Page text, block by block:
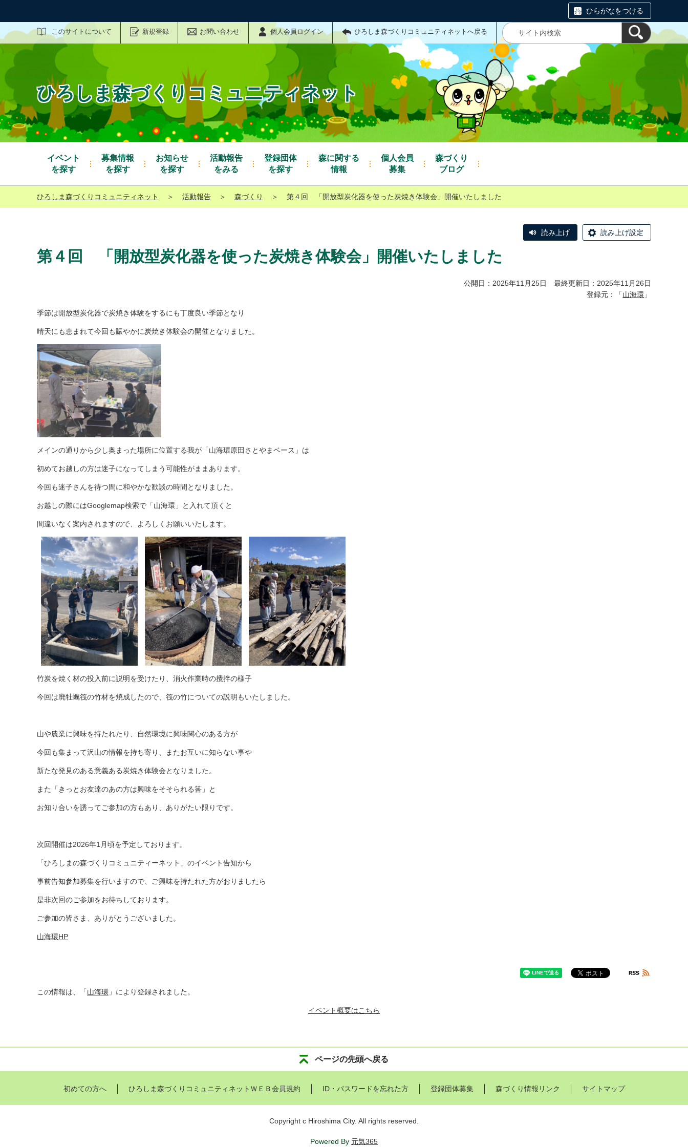
ひらがなをつける
このサイトについて 新規登録 お問い合わせ 個人会員ログイン ひろしま森づくりコミュニティネットへ戻る
サイト内検索
ひろしま森づくりコミュニティネット
イベント
を探す
募集情報
を探す
お知らせ
を探す
活動報告
をみる
登録団体
を探す
森に関する
情報
個人会員
募集
森づくり
ブログ
ひろしま森づくりコミュニティネット ＞ 活動報告 ＞ 森づくり ＞ 第４回 「開放型炭化器を使った炭焼き体験会」開催いたしました
読み上げ 読み上げ設定
第４回 「開放型炭化器を使った炭焼き体験会」開催いたしました
公開日：2025年11月25日 最終更新日：2025年11月26日
登録元：「山海環 」
季節は開放型炭化器で炭焼き体験をするにも丁度良い季節となり
晴天にも恵まれて今回も賑やかに炭焼き体験会の開催となりました。
メインの通りから少し奥まった場所に位置する我が「山海環原田さとやまベース」は
初めてお越しの方は迷子になってしまう可能性がままあります。
今回も迷子さんを待つ間に和やかな歓談の時間となりました。
お越しの際にはGooglemap検索で「山海環」と入れて頂くと
間違いなく案内されますので、よろしくお願いいたします。
竹炭を焼く材の投入前に説明を受けたり、消火作業時の攪拌の様子
今回は廃牡蠣筏の竹材を焼成したので、筏の竹についての説明もいたしました。
山や農業に興味を持たれたり、自然環境に興味関心のある方が
今回も集まって沢山の情報を持ち寄り、またお互いに知らない事や
新たな発見のある意義ある炭焼き体験会となりました。
また「きっとお友達のあの方は興味をそそられる筈」と
お知り合いを誘ってご参加の方もあり、ありがたい限りです。
次回開催は2026年1月頃を予定しております。
「ひろしまの森づくりコミュニティーネット」のイベント告知から
事前告知参加募集を行いますので、ご興味を持たれた方がおりましたら
是非次回のご参加をお待ちしております。
ご参加の皆さま、ありがとうございました。
山海環HP
この情報は、「山海環 」により登録されました。
イベント概要はこちら
ページの先頭へ戻る
初めての方へ ひろしま森づくりコミュニティネットＷＥＢ会員規約 ID・パスワードを忘れた方 登録団体募集 森づくり情報リンク サイトマップ
Copyright c Hiroshima City. All rights reserved.
Powered By 元気365